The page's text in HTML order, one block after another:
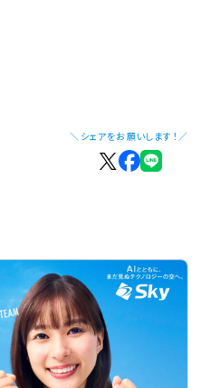
＼シェアをお願いします！／